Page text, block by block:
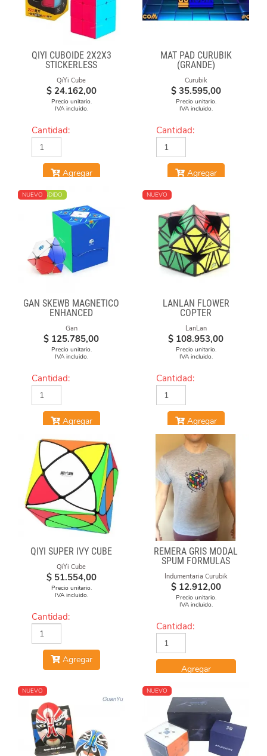
QIYI CUBOIDE 2X2X3
STICKERLESS
QiYi Cube
$ 24.162,00
Precio unitario.
IVA incluido.
Cantidad:
Agregar
MAT PAD CURUBIK
(GRANDE)
Curubik
$ 35.595,00
Precio unitario.
IVA incluido.
Cantidad:
Agregar
MÁS VENDIDO
NUEVO
GAN SKEWB MAGNETICO
ENHANCED
Gan
$ 125.785,00
Precio unitario.
IVA incluido.
Cantidad:
Agregar
NUEVO
LANLAN FLOWER
COPTER
LanLan
$ 108.953,00
Precio unitario.
IVA incluido.
Cantidad:
Agregar
QIYI SUPER IVY CUBE
QiYi Cube
$ 51.554,00
Precio unitario.
IVA incluido.
Cantidad:
Agregar
REMERA GRIS MODAL
SPUM FORMULAS
Indumentaria Curubik
$ 12.912,00
Precio unitario.
IVA incluido.
Cantidad:
Agregar
NUEVO NUEVO